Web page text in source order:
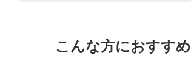
こんな方におすすめ